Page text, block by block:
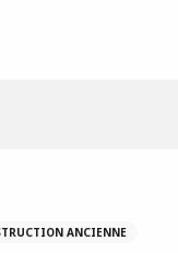
ANCIENNE